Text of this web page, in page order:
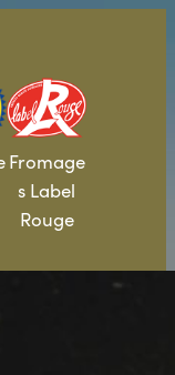
Fromage
s Label
Rouge